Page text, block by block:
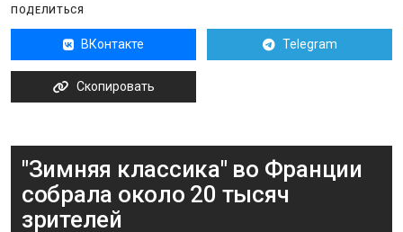
ПОДЕЛИТЬСЯ
ВКонтакте Telegram
Скопировать
"Зимняя классика" во Франции
собрала около 20 тысяч
зрителей